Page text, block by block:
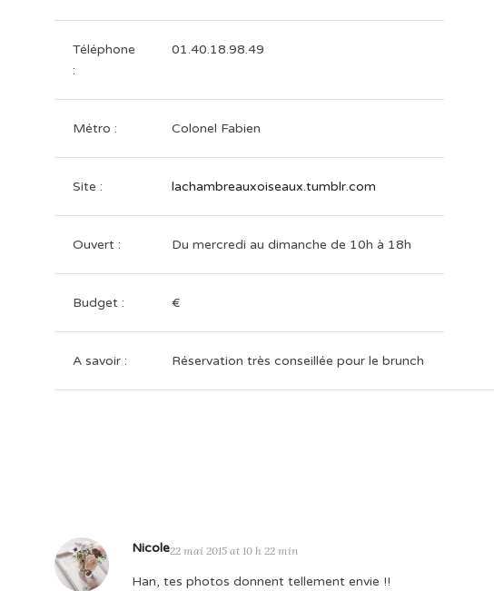
Téléphone
:
01.40.18.98.49
Métro : Colonel Fabien
Site : lachambreauxoiseaux.tumblr.com
Ouvert : Du mercredi au dimanche de 10h à 18h
Budget : €
A savoir : Réservation très conseillée pour le brunch
Nicole22 mai 2015 at 10 h 22 min
Han, tes photos donnent tellement envie !!